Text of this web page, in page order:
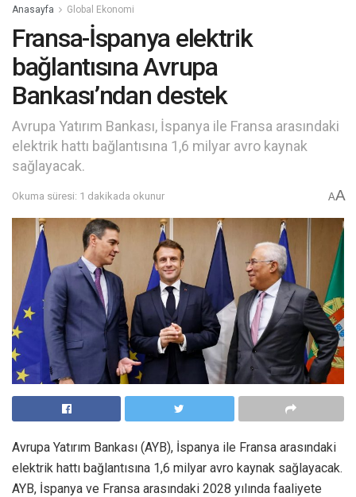
Anasayfa Global Ekonomi
Fransa-İspanya elektrik
bağlantısına Avrupa
Bankası’ndan destek
Avrupa Yatırım Bankası, İspanya ile Fransa arasındaki
elektrik hattı bağlantısına 1,6 milyar avro kaynak
sağlayacak.
Okuma süresi: 1 dakikada okunur AA
Avrupa Yatırım Bankası (AYB), İspanya ile Fransa arasındaki
elektrik hattı bağlantısına 1,6 milyar avro kaynak sağlayacak.
AYB, İspanya ve Fransa arasındaki 2028 yılında faaliyete